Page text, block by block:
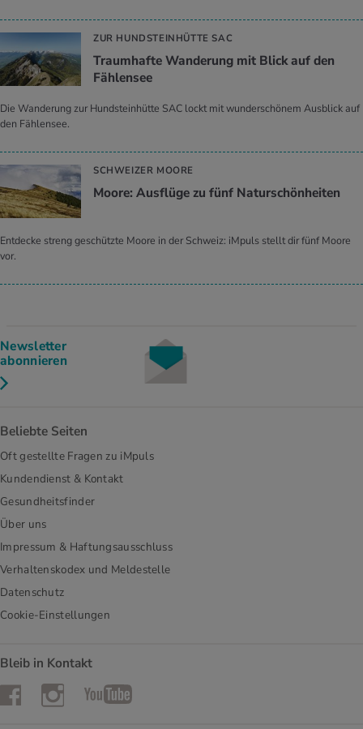
ZUR HUNDSTEINHÜTTE SAC
Traumhafte Wanderung mit Blick auf den
Fählensee
Die Wanderung zur Hundsteinhütte SAC lockt mit wunderschönem Ausblick auf
den Fählensee.
SCHWEIZER MOORE
Moore: Ausflüge zu fünf Naturschönheiten
Entdecke streng geschützte Moore in der Schweiz: iMpuls stellt dir fünf Moore
vor.
Newsletter
abonnieren
Beliebte Seiten
Oft gestellte Fragen zu iMpuls
Kundendienst & Kontakt
Gesundheitsfinder
Über uns
Impressum & Haftungsausschluss
Verhaltenskodex und Meldestelle
Datenschutz
Cookie-Einstellungen
Bleib in Kontakt
FacebookInstagramYouTube